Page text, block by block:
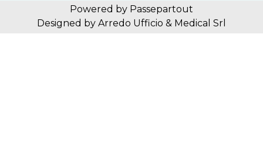
Powered by Passepartout
Designed by Arredo Ufficio & Medical Srl